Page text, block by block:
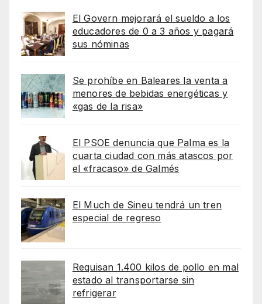
El Govern mejorará el sueldo a los
educadores de 0 a 3 años y pagará
sus nóminas
Se prohíbe en Baleares la venta a
menores de bebidas energéticas y
«gas de la risa»
El PSOE denuncia que Palma es la
cuarta ciudad con más atascos por
el «fracaso» de Galmés
El Much de Sineu tendrá un tren
especial de regreso
Requisan 1.400 kilos de pollo en mal
estado al transportarse sin
refrigerar